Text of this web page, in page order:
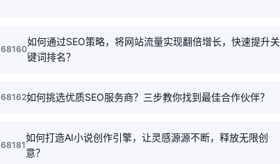
68160
如何通过SEO策略，将网站流量实现翻倍增长，快速提升关
键词排名？
68162如何挑选优质SEO服务商？三步教你找到最佳合作伙伴？
68181
如何打造AI小说创作引擎，让灵感源源不断，释放无限创
意？